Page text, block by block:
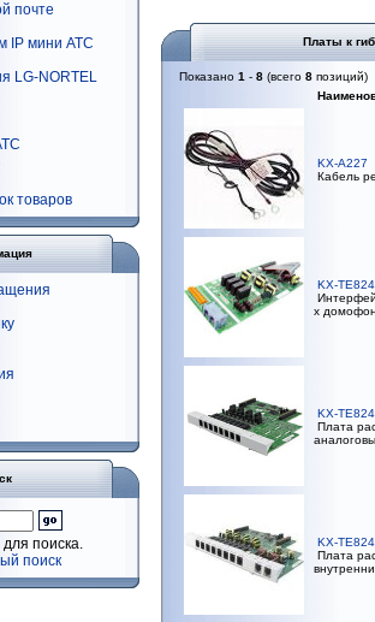
почте
IP мини АТС
LG-NORTEL
товаров
поиска.
поиск
Платы к
Показано 1 - 8 (всего 8 позиций)
KX-A227
Кабель
KX-
х
KX-
Плата
KX-
Плата